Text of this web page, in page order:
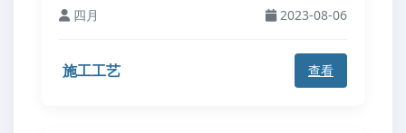
四月 2023-08-06
施工工艺 查看